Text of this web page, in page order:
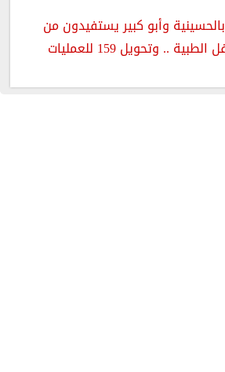
2377 بالحسينية وأبو كبير يستفيدون من
.. وتحويل 159 للعمليات